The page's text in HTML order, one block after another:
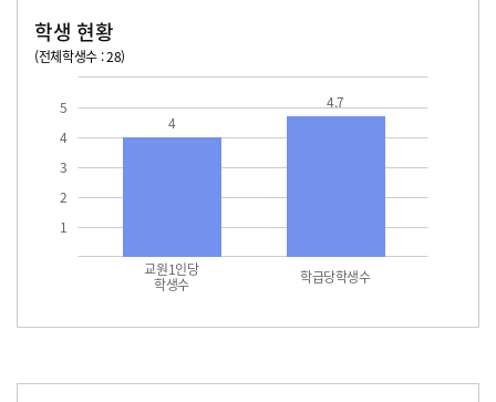
학생 현황
(전체학생수 : 28)
1
2
3
4
5
교원1인당
학생수 학급당학생수
4
4.7